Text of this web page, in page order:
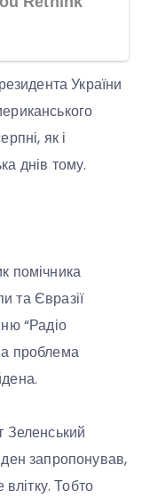
України
як і
днів тому.
помічника
та Євразії
“Радіо
проблема
Зеленський
запропонував,
Тобто